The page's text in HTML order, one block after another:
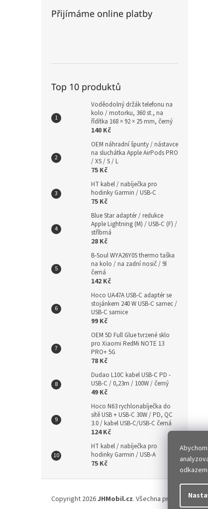
odkazem
Přijímáme online platby
Top 10 produktů
Voděodolný držák telefonu na
kolo / motorku, 360 st., na
řídítka 168 × 92 × 25 mm, černý
140 Kč
OEM náhradní špunty / nástavce
na sluchátka Apple AirPods PRO
/ XS / S / L
75 Kč
HT kabel / nabíječka pro
hodinky Garmin / USB-C
75 Kč
Blue Star adaptér / redukce
Apple Lightning (M) / USB-C (F) /
stříbrná
28 Kč
B-Soul WYA26Y0S thermo taška
na kolo / na zadní nosič / 9l
černá
142 Kč
Hoco UA47A USB-C adaptér se
stojánkem 240 W USB-C samec /
USB-C samice
99 Kč
OEM 5D Full Glue tvrzené sklo
pro Xiaomi RedMi NOTE 13
PRO+ 5G
78 Kč
Dudao L10C kabel USB-C PD -
USB-C / 0,23m / 100W / černý
49 Kč
Hoco N63 rychlonabíječka do
sítě USB + USB-C 30W / PD, QC
3.0 / kabel USB-C/USB-C černá
124 Kč
HT kabel / nabíječka pro
hodinky Garmin / USB-A
75 Kč
Copyright 2026JHMobil.cz. Všechna práva